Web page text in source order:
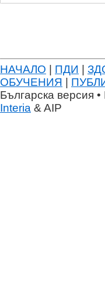
НАЧАЛО | ПДИ |
ОБУЧЕНИЯ |
Българска версия
Interia & AIP